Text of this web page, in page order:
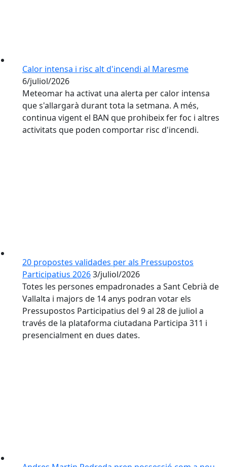
Calor intensa i risc alt d'incendi al Maresme
6/juliol/2026
Meteomar ha activat una alerta per calor intensa
que s'allargarà durant tota la setmana. A més,
continua vigent el BAN que prohibeix fer foc i altres
activitats que poden comportar risc d'incendi.
20 propostes validades per als Pressupostos
Participatius 20263/juliol/2026
Totes les persones empadronades a Sant Cebrià de
Vallalta i majors de 14 anys podran votar els
Pressupostos Participatius del 9 al 28 de juliol a
través de la plataforma ciutadana Participa 311 i
presencialment en dues dates.